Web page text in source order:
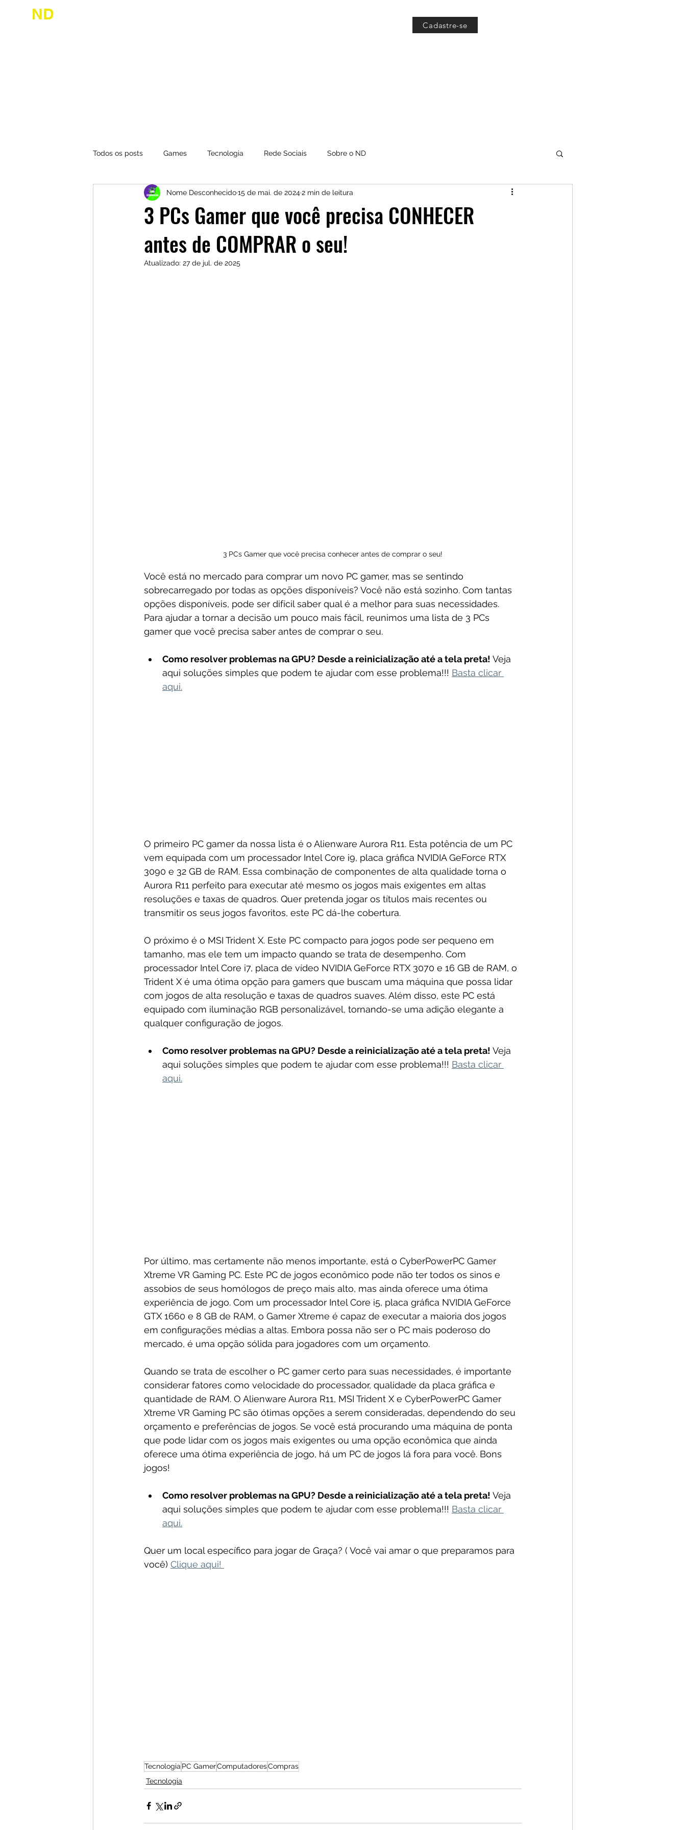
ND
Cadastre-se
Todos os posts Games Tecnologia Rede Sociais Sobre o ND
3 PCs Gamer que você precisa CONHECER
antes de COMPRAR o seu!
Nome Desconhecido15 de mai. de 20242 min de leitura
Atualizado: 27 de jul. de 2025
3 PCs Gamer que você precisa conhecer antes de comprar o seu!
Você está no mercado para comprar um novo PC gamer, mas se sentindo
sobrecarregado por todas as opções disponíveis? Você não está sozinho. Com tantas
opções disponíveis, pode ser difícil saber qual é a melhor para suas necessidades.
Para ajudar a tornar a decisão um pouco mais fácil, reunimos uma lista de 3 PCs
gamer que você precisa saber antes de comprar o seu.
Como resolver problemas na GPU? Desde a reinicialização até a tela preta! Veja
aqui soluções simples que podem te ajudar com esse problema!!! Basta clicar
aqui.
O primeiro PC gamer da nossa lista é o Alienware Aurora R11. Esta potência de um PC
vem equipada com um processador Intel Core i9, placa gráfica NVIDIA GeForce RTX
3090 e 32 GB de RAM. Essa combinação de componentes de alta qualidade torna o
Aurora R11 perfeito para executar até mesmo os jogos mais exigentes em altas
resoluções e taxas de quadros. Quer pretenda jogar os títulos mais recentes ou
transmitir os seus jogos favoritos, este PC dá-lhe cobertura.
O próximo é o MSI Trident X. Este PC compacto para jogos pode ser pequeno em
tamanho, mas ele tem um impacto quando se trata de desempenho. Com
processador Intel Core i7, placa de vídeo NVIDIA GeForce RTX 3070 e 16 GB de RAM, o
Trident X é uma ótima opção para gamers que buscam uma máquina que possa lidar
com jogos de alta resolução e taxas de quadros suaves. Além disso, este PC está
equipado com iluminação RGB personalizável, tornando-se uma adição elegante a
qualquer configuração de jogos.
Como resolver problemas na GPU? Desde a reinicialização até a tela preta! Veja
aqui soluções simples que podem te ajudar com esse problema!!! Basta clicar
aqui.
Por último, mas certamente não menos importante, está o CyberPowerPC Gamer
Xtreme VR Gaming PC. Este PC de jogos econômico pode não ter todos os sinos e
assobios de seus homólogos de preço mais alto, mas ainda oferece uma ótima
experiência de jogo. Com um processador Intel Core i5, placa gráfica NVIDIA GeForce
GTX 1660 e 8 GB de RAM, o Gamer Xtreme é capaz de executar a maioria dos jogos
em configurações médias a altas. Embora possa não ser o PC mais poderoso do
mercado, é uma opção sólida para jogadores com um orçamento.
Quando se trata de escolher o PC gamer certo para suas necessidades, é importante
considerar fatores como velocidade do processador, qualidade da placa gráfica e
quantidade de RAM. O Alienware Aurora R11, MSI Trident X e CyberPowerPC Gamer
Xtreme VR Gaming PC são ótimas opções a serem consideradas, dependendo do seu
orçamento e preferências de jogos. Se você está procurando uma máquina de ponta
que pode lidar com os jogos mais exigentes ou uma opção econômica que ainda
oferece uma ótima experiência de jogo, há um PC de jogos lá fora para você. Bons
jogos!
Como resolver problemas na GPU? Desde a reinicialização até a tela preta! Veja
aqui soluções simples que podem te ajudar com esse problema!!! Basta clicar
aqui.
Quer um local específico para jogar de Graça? ( Você vai amar o que preparamos para
você) Clique aqui!
Tecnologia PC GamerComputadoresCompras
Tecnologia